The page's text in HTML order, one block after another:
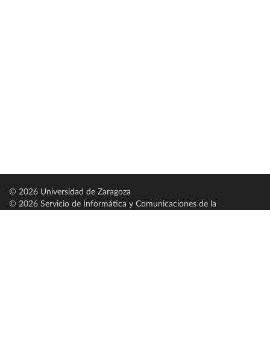
© 2026 Universidad de Zaragoza
© 2026 Servicio de Informática y Comunicaciones de la